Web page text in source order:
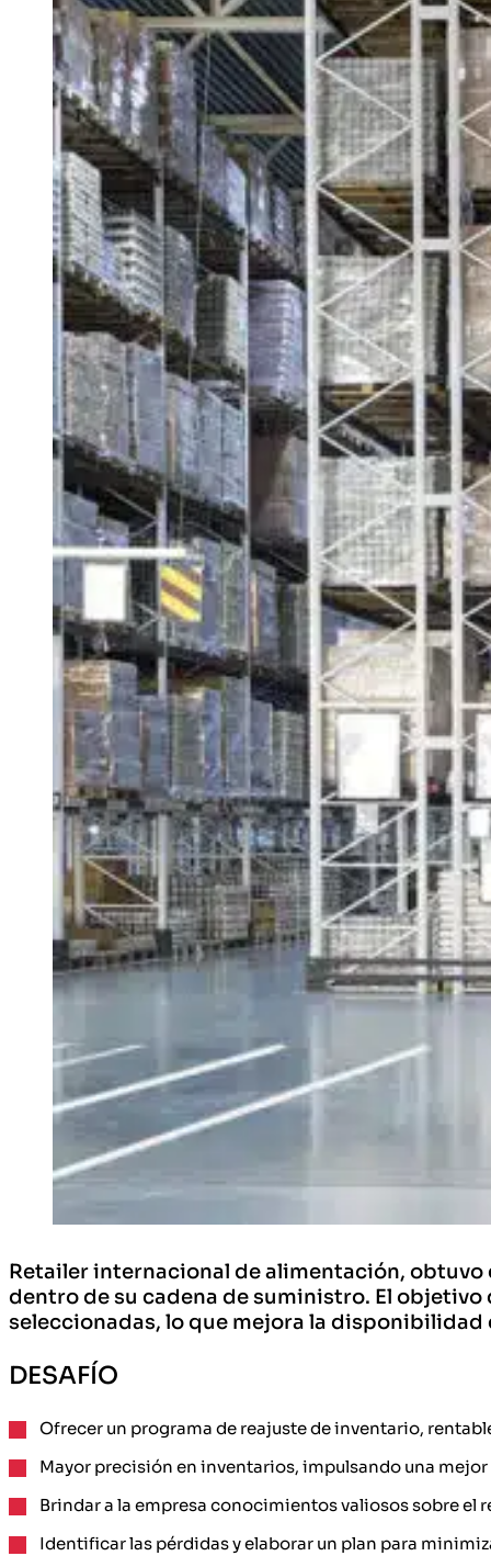
Retailer internacional de alimentación,
dentro de su cadena de suministro. El
seleccionadas, lo que mejora la disponibilidad
DESAFÍO
Ofrecer un programa de reajuste de inventario,
Mayor precisión en inventarios, impulsando una
Brindar a la empresa conocimientos valiosos sobre el
Identificar las pérdidas y elaborar un plan para